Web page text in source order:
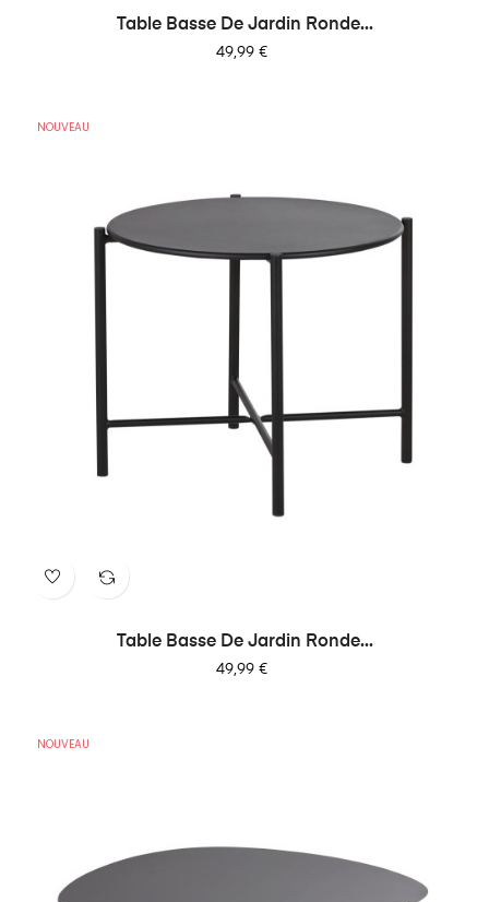
Table Basse De Jardin Ronde...
Prix
49,99 €
NOUVEAU
Table Basse De Jardin Ronde...
Prix
49,99 €
NOUVEAU